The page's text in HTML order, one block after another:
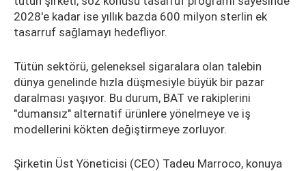
2028'e kadar ise yıllık bazda 600 milyon sterlin ek
tasarruf sağlamayı hedefliyor.
Tütün sektörü, geleneksel sigaralara olan talebin
dünya genelinde hızla düşmesiyle büyük bir pazar
daralması yaşıyor. Bu durum, BAT ve rakiplerini
"dumansız" alternatif ürünlere yönelmeye ve iş
modellerini kökten değiştirmeye zorluyor.
Şirketin Üst Yöneticisi (CEO) Tadeu Marroco, konuya